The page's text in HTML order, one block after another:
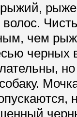
чем
черных